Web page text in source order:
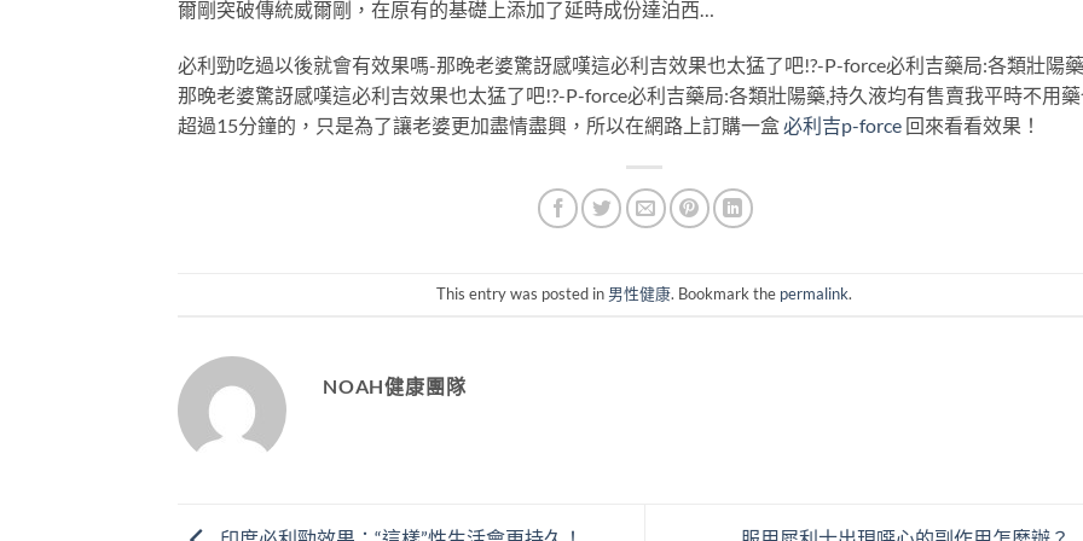
爾剛突破傳統威爾剛，在原有的基礎上添加了延時成份達泊西…
必利勁吃過以後就會有效果嗎-那晚老婆驚訝感嘆這必利吉效果也太猛了吧!?-P-force必利吉藥局:各類壯陽
那晚老婆驚訝感嘆這必利吉效果也太猛了吧!?-P-force必利吉藥局:各類壯陽藥,持久液均有售賣我平時不用
超過15分鐘的，只是為了讓老婆更加盡情盡興，所以在網路上訂購一盒必利吉p-force 回來看看效果！
This entry was posted in 男性健康. Bookmark the permalink.
NOAH健康團隊